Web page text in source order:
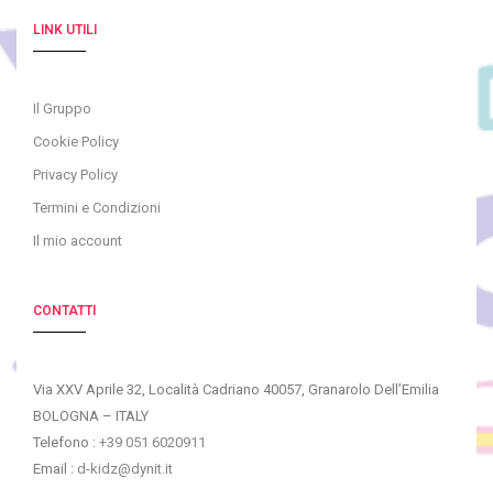
LINK UTILI
Il Gruppo
Cookie Policy
Privacy Policy
Termini e Condizioni
Il mio account
CONTATTI
Via XXV Aprile 32, Località Cadriano 40057, Granarolo Dell’Emilia
BOLOGNA – ITALY
Telefono : +39 051 6020911
Email : d-kidz@dynit.it